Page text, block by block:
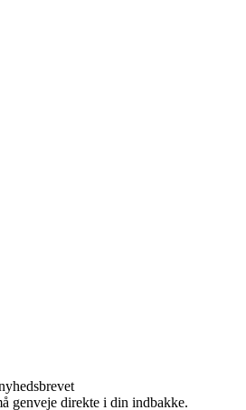
genveje direkte i din indbakke.